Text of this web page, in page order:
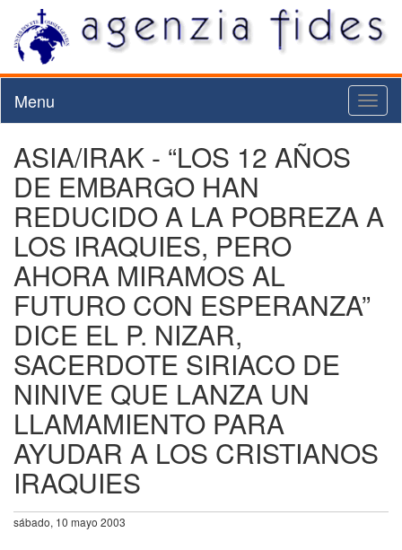
Menu
ASIA/IRAK - “LOS 12 AÑOS
DE EMBARGO HAN
REDUCIDO A LA POBREZA A
LOS IRAQUIES, PERO
AHORA MIRAMOS AL
FUTURO CON ESPERANZA”
DICE EL P. NIZAR,
SACERDOTE SIRIACO DE
NINIVE QUE LANZA UN
LLAMAMIENTO PARA
AYUDAR A LOS CRISTIANOS
IRAQUIES
sábado, 10 mayo 2003